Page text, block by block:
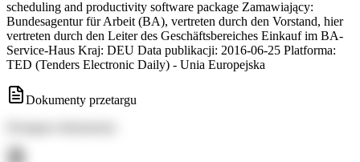
scheduling and productivity software package Zamawiający:
Bundesagentur für Arbeit (BA), vertreten durch den Vorstand, hier
vertreten durch den Leiter des Geschäftsbereiches Einkauf im BA-
Service-Haus Kraj: DEU Data publikacji: 2016-06-25 Platforma:
TED (Tenders Electronic Daily) - Unia Europejska
Dokumenty przetargu